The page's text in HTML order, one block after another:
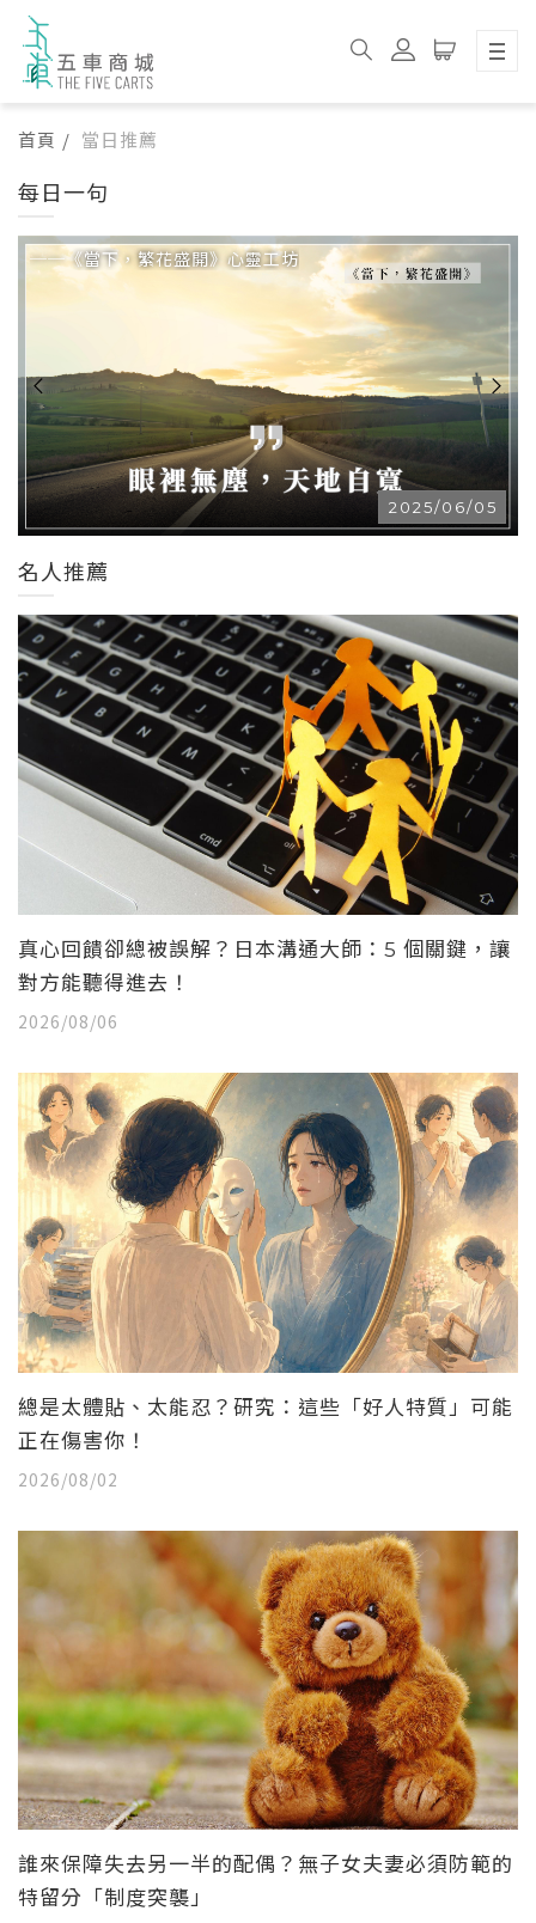
首頁 當日推薦
每日一句
2025/06/05
──《當下，繁花盛開》心靈工坊
名人推薦
真心回饋卻總被誤解？日本溝通大師：5 個關鍵，讓
對方能聽得進去！
2026/08/06
總是太體貼、太能忍？研究：這些「好人特質」可能
正在傷害你！
2026/08/02
誰來保障失去另一半的配偶？無子女夫妻必須防範的
特留分「制度突襲」